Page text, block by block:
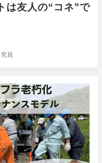
は友人の“コネ”で
員